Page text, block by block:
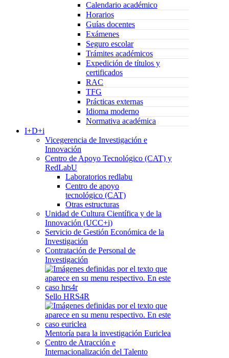
Calendario académico
Horarios
Guías docentes
Exámenes
Seguro escolar
Trámites académicos
Expedición de títulos y
certificados
RAC
TFG
Prácticas externas
Idioma moderno
Normativa académica
I+D+i
Vicegerencia de Investigación e
Innovación
Centro de Apoyo Tecnológico (CAT) y
RedLabU
Laboratorios redlabu
Centro de apoyo
tecnológico (CAT)
Otras estructuras
Unidad de Cultura Científica y de la
Innovación (UCC+i)
Servicio de Gestión Económica de la
Investigación
Contratación de Personal de
Investigación
Sello HRS4R
Mentoría para la investigación Euriclea
Centro de Atracción e
Internacionalización del Talento